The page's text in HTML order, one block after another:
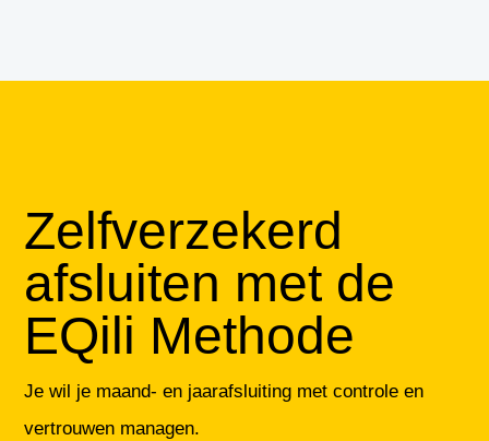
Zelfverzekerd
afsluiten met de
EQili Methode
Je wil je maand- en jaarafsluiting met controle en
vertrouwen managen.